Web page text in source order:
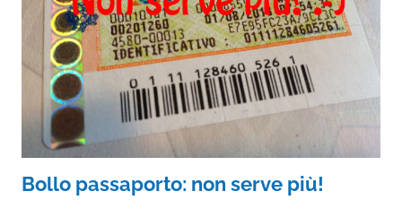
Bollo passaporto: non serve più!